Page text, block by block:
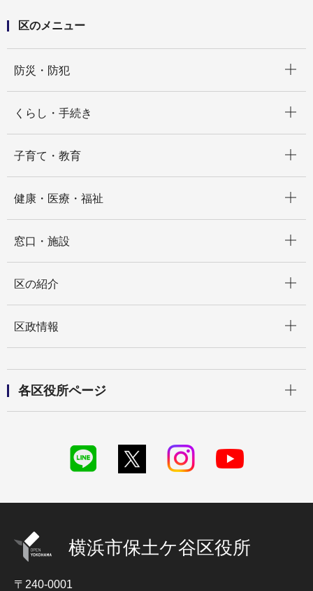
区のメニュー
防災・防犯
くらし・手続き
子育て・教育
健康・医療・福祉
窓口・施設
区の紹介
区政情報
各区役所ページ
横浜市保土ケ谷区役所
〒240-0001